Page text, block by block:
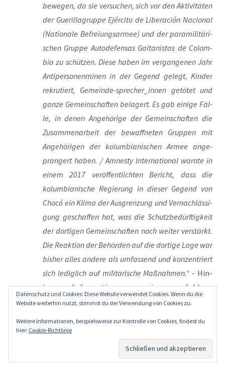
bewe­gen, da sie ver­su­chen, sich vor den Akti­vi­tä­ten
der Gue­ril­la­grup­pe Ejérci­to de Libe­r­ación Nacio­nal
(Natio­na­le Befrei­ungs­ar­mee) und der para­mi­li­tä­ri­
schen Grup­pe Auto­de­fen­sas Gai­ta­ni­s­tas de Colom­
bia zu schüt­zen. Die­se haben im ver­gan­ge­nen Jahr
Anti­per­so­nen­mi­nen in der Gegend gelegt, Kin­der
rekru­tiert, Gemein­de-spre­cher_in­nen getö­tet und
gan­ze Gemein­schaf­ten bela­gert. Es gab eini­ge Fäl­
le, in denen Ange­hö­ri­ge der Gemein­schaf­ten die
Zusam­men­ar­beit der bewaff­ne­ten Grup­pen mit
Ange­hö­ri­gen der kolum­bia­ni­schen Armee ange­
pran­gert haben. / Amnes­ty Inter­na­tio­nal warn­te in
einem 2017 ver­öf­fent­lich­ten Bericht, dass die
kolum­bia­ni­sche Regie­rung in die­ser Gegend von
Chocó ein Kli­ma der Aus­gren­zung und Ver­nach­läs­si­
gung geschaf­fen hat, was die Schutz­be­dürf­tig­keit
der dor­ti­gen Gemein­schaf­ten noch wei­ter ver­stärkt.
Die Reak­ti­on der Behör­den auf die dor­ti­ge Lage war
bis­her alles ande­re als umfas­send und kon­zen­triert
sich ledig­lich auf mili­tä­ri­sche Maß­nah­men.“ - Hin­
ter­grund­in­for­ma­tio­nen sowie emp­foh­le­ne
schrift­li­che Aktio­nen bis spä­tes­tens zum 30. Mai
Datenschutz und Cookies: Diese Website verwendet Cookies. Wenn du die
Website weiterhin nutzt, stimmst du der Verwendung von Cookies zu.
Weitere Informationen, beispielsweise zur Kontrolle von Cookies, findest du
hier: Cookie-Richtlinie